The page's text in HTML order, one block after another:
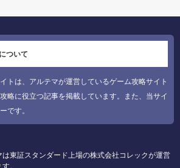
ついて
トは、アルテマが運営しているゲーム攻略サイト
略に役立つ記事を掲載しています。また、当サイ
です。
は東証スタンダード上場の株式会社コレックが運営
。